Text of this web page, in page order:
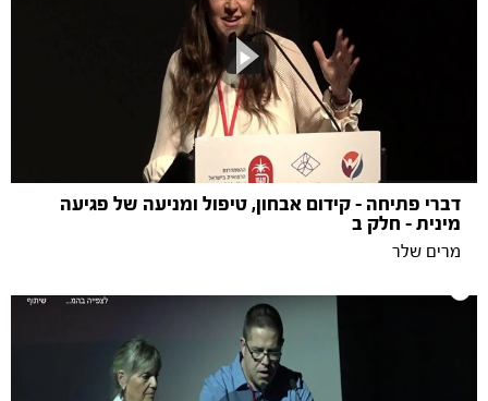
דברי פתיחה - קידום אבחון, טיפול ומניעה של פגיעה
מינית - חלק ב
מרים שלר